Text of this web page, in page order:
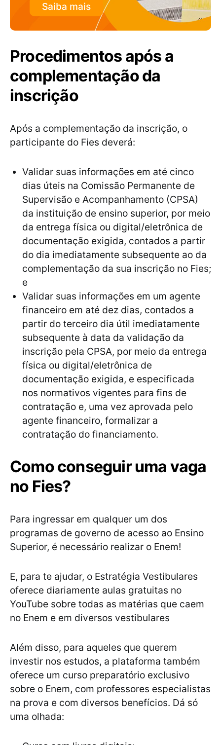
Saiba mais
Procedimentos após a
complementação da
inscrição
Após a complementação da inscrição, o
participante do Fies deverá:
Validar suas informações em até cinco
dias úteis na Comissão Permanente de
Supervisão e Acompanhamento (CPSA)
da instituição de ensino superior, por meio
da entrega física ou digital/eletrônica de
documentação exigida, contados a partir
do dia imediatamente subsequente ao da
complementação da sua inscrição no Fies;
e
Validar suas informações em um agente
financeiro em até dez dias, contados a
partir do terceiro dia útil imediatamente
subsequente à data da validação da
inscrição pela CPSA, por meio da entrega
física ou digital/eletrônica de
documentação exigida, e especificada
nos normativos vigentes para fins de
contratação e, uma vez aprovada pelo
agente financeiro, formalizar a
contratação do financiamento.
Como conseguir uma vaga
no Fies?
Para ingressar em qualquer um dos
programas de governo de acesso ao Ensino
Superior, é necessário realizar o Enem!
E, para te ajudar, o Estratégia Vestibulares
oferece diariamente aulas gratuitas no
YouTube sobre todas as matérias que caem
no Enem e em diversos vestibulares
Além disso, para aqueles que querem
investir nos estudos, a plataforma também
oferece um curso preparatório exclusivo
sobre o Enem, com professores especialistas
na prova e com diversos benefícios. Dá só
uma olhada: